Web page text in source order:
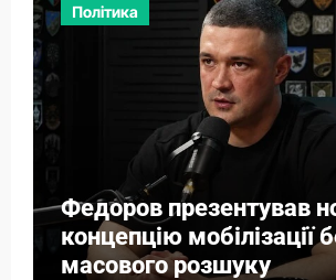
Політика
Федоров презентував
концепцію мобілізації
масового розшуку